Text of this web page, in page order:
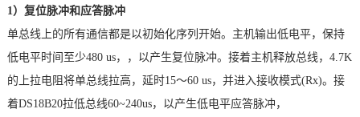
1）复位脉冲和应答脉冲
单总线上的所有通信都是以初始化序列开始。主机输出低电平，保持
低电平时间至少480 us，，以产生复位脉冲。接着主机释放总线， 4.7K
的上拉电阻将单总线拉高，延时15～60 us，并进入接收模式(Rx)。接
着DS18B20拉低总线60~240us，以产生低电平应答脉冲，